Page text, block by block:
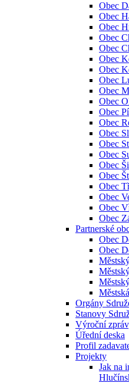
Obec
Obec
Obec
Obec
Obec
Obec
Obec
Obec
Obec
Obec
Obec
Obec
Obec
Obec
Obec
Obec
Obec
Obec
Obec
Obec
Obec
Partnerské
Obec
Obec
Orgány
Stanovy
Výroční
Úřední deska
Profil
Projekty
Jak na